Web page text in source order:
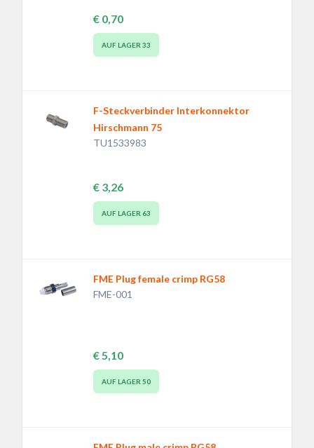
€ 0,70
AUF LAGER 33
F-Steckverbinder Interkonnektor
Hirschmann 75
TU1533983
€ 3,26
AUF LAGER 63
FME Plug female crimp RG58
FME-001
€ 5,10
AUF LAGER 50